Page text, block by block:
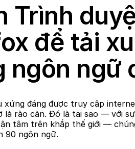
Trình
để tải
ngôn ngữ
xứng đáng được truy cập
là rào cản. Đó là tại sao — với
tâm trên khắp thế giới —
90 ngôn ngữ.